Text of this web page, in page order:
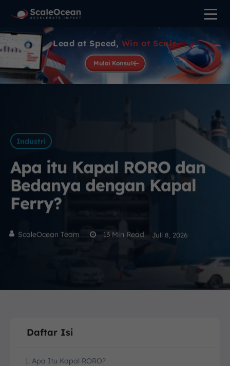
Lead at Speed, Win at Scale
Mulai Konsul
Industri
Apa itu Kapal RORO dan
Bedanya dengan Kapal
Ferry?
ScaleOcean Team 13 Min Read Juli 8, 2026
Daftar Isi
1. Apa Itu Kapal RORO?